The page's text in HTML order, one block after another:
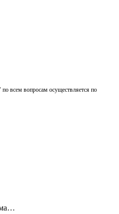
всем вопросам осуществляется по